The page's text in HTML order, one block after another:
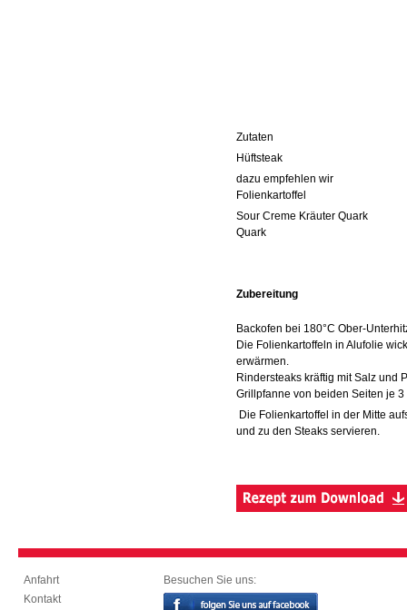
Zutaten aus
Hüftsteak Nr.
dazu empfehlen wir
Folienkartoffel Nr.
Sour Creme Kräuter Quark
Quark
Zubereitung
Backofen bei 180°C Ober-
Die Folienkartoffeln in Alufolie
erwärmen.
Rindersteaks kräftig mit Salz und
Grillpfanne von beiden Seiten je
Die Folienkartoffel in der Mitte
und zu den Steaks servieren.
Anfahrt
Kontakt
Besuchen Sie uns: